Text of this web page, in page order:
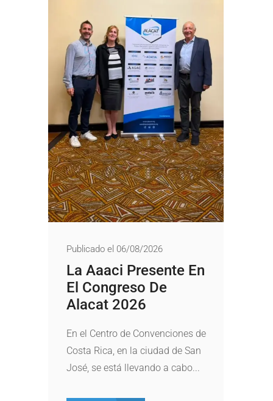
Publicado el 06/08/2026
La Aaaci Presente En
El Congreso De
Alacat 2026
En el Centro de Convenciones de
Costa Rica, en la ciudad de San
José, se está llevando a cabo...